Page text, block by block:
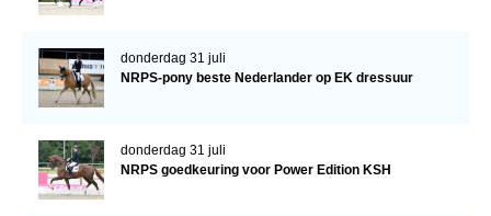
donderdag 31 juli
NRPS-pony beste Nederlander op EK dressuur
donderdag 31 juli
NRPS goedkeuring voor Power Edition KSH